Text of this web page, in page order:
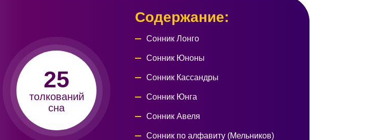
25
толкований
сна
Содержание:
Сонник Лонго
Сонник Юноны
Сонник Кассандры
Сонник Юнга
Сонник Авеля
Сонник по алфавиту (Мельников)